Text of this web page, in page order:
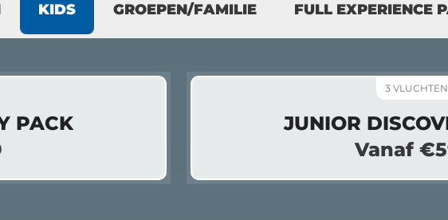
KIDS GROEPEN/FAMILIE FULL EXPERIENCE
PACK
JUNIOR
Vanaf
3 VLUCHTEN